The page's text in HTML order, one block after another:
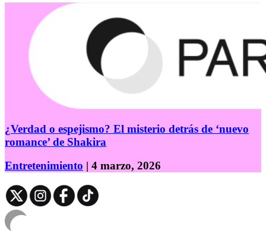
¿Verdad o espejismo? El misterio detrás de ‘nuevo
romance’ de Shakira
Entretenimiento | 4 marzo, 2026